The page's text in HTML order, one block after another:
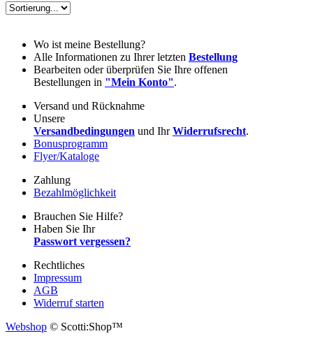
Wo ist meine Bestellung?
Alle Informationen zu Ihrer letzten Bestellung
Bearbeiten oder überprüfen Sie Ihre offenen
Bestellungen in "Mein Konto".
Versand und Rücknahme
Unsere
Versandbedingungen und IhrWiderrufsrecht.
Bonusprogramm
Flyer/Kataloge
Zahlung
Bezahlmöglichkeit
Brauchen Sie Hilfe?
Haben Sie Ihr
Passwort vergessen?
Rechtliches
Impressum
AGB
Widerruf starten
Webshop © Scotti:Shop™